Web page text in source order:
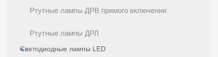
Ртутные лампы ДРВ прямого включения
Ртутные лампы ДРЛ
Светодиодные лампы LED